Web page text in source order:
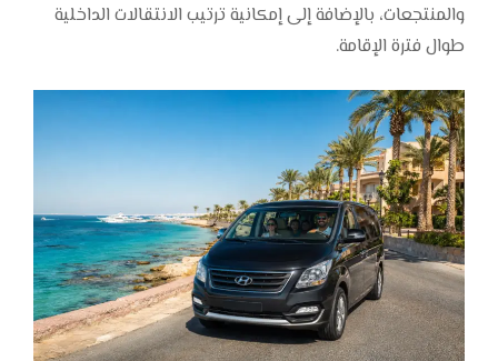
والمنتجعات، بالإضافة إلى إمكانية ترتيب الانتقالات الداخلية
طوال فترة الإقامة.